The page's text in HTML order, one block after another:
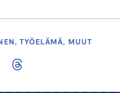
TYÖELÄMÄ, MUUT